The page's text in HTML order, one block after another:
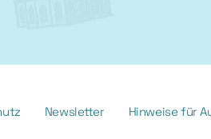
Newsletter Hinweise für